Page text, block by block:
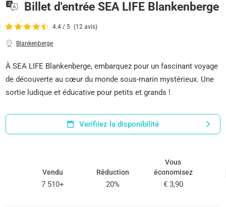
Billet d'entrée SEA LIFE Blankenberge
4.4 / 5 (12 avis)
Blankenberge
À SEA LIFE Blankenberge, embarquez pour un fascinant voyage
de découverte au cœur du monde sous-marin mystérieux. Une
sortie ludique et éducative pour petits et grands !
Verifiiez la disponibilité
Vendu
7 510+
Réduction
20%
Vous
économisez
€ 3,90